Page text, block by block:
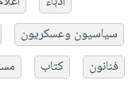
سياسيون وعسكريون
فنانون
كتاب